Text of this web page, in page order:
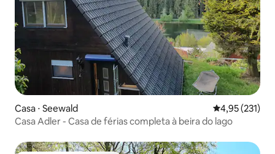
Casa ⋅ Seewald 4,95 de uma
4,95 (231)
Casa Adler - Casa de férias completa à beira do lago